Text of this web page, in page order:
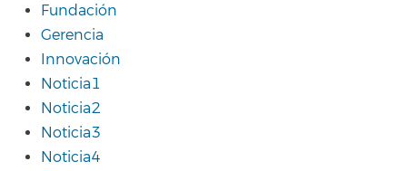
Fundación
Gerencia
Innovación
Noticia1
Noticia2
Noticia3
Noticia4